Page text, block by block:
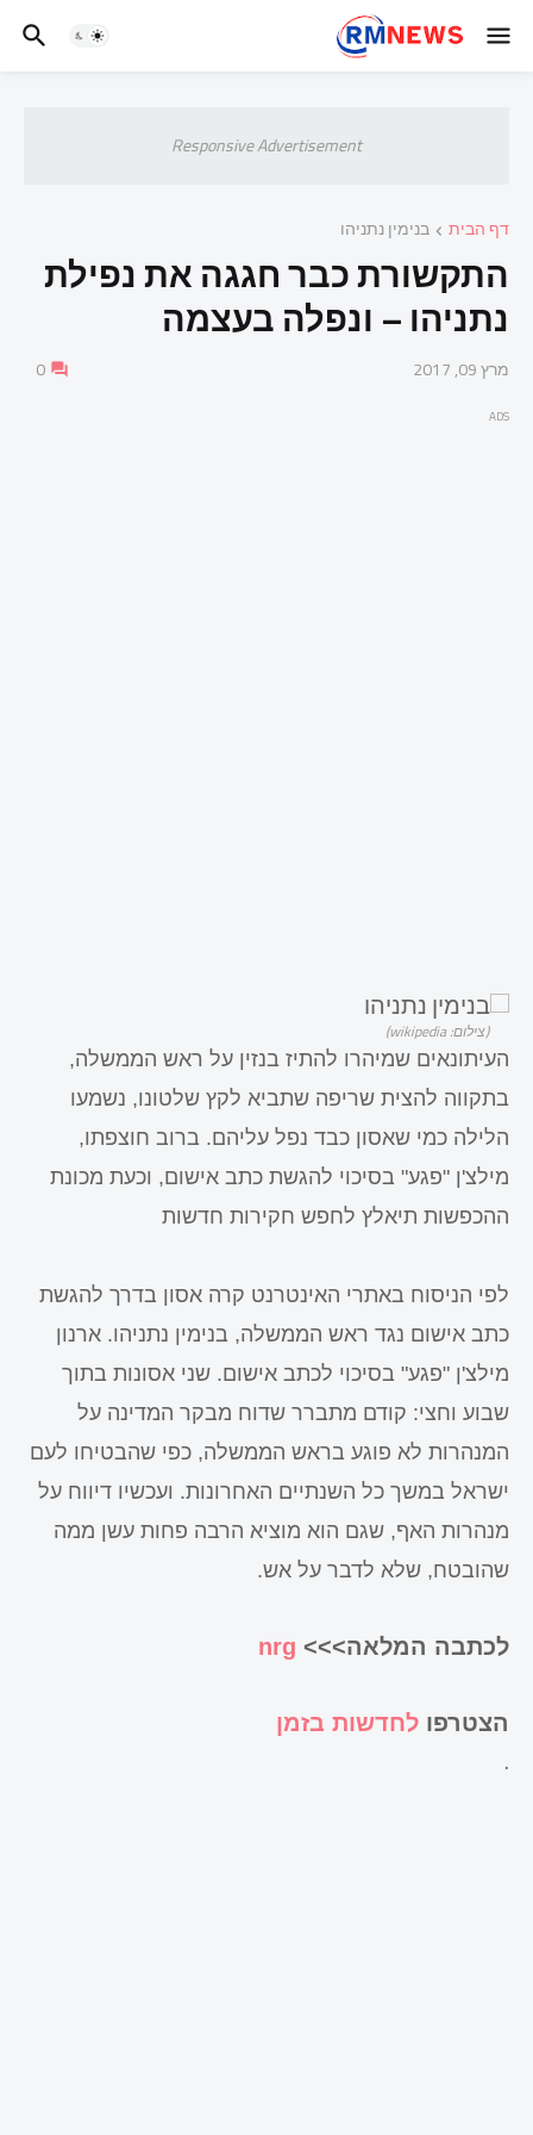
Responsive Advertisement
דף הבית בנימין נתניהו
התקשורת כבר חגגה את נפילת
נתניהו – ונפלה בעצמה
מרץ 09, 2017 0
ADS
(צילום: wikipedia)
העיתונאים שמיהרו להתיז בנזין על ראש הממשלה,
בתקווה להצית שריפה שתביא לקץ שלטונו, נשמעו
הלילה כמי שאסון כבד נפל עליהם. ברוב חוצפתו,
מילצ'ן "פגע" בסיכוי להגשת כתב אישום, וכעת מכונת
ההכפשות תיאלץ לחפש חקירות חדשות
לפי הניסוח באתרי האינטרנט קרה אסון בדרך להגשת
כתב אישום נגד ראש הממשלה, בנימין נתניהו. ארנון
מילצ'ן "פגע" בסיכוי לכתב אישום. שני אסונות בתוך
שבוע וחצי: קודם מתברר שדוח מבקר המדינה על
המנהרות לא פוגע בראש הממשלה, כפי שהבטיחו לעם
ישראל במשך כל השנתיים האחרונות. ועכשיו דיווח על
מנהרות האף, שגם הוא מוציא הרבה פחות עשן ממה
שהובטח, שלא לדבר על אש.
לכתבה המלאה>>> nrg
הצטרפו לחדשות בזמן
.